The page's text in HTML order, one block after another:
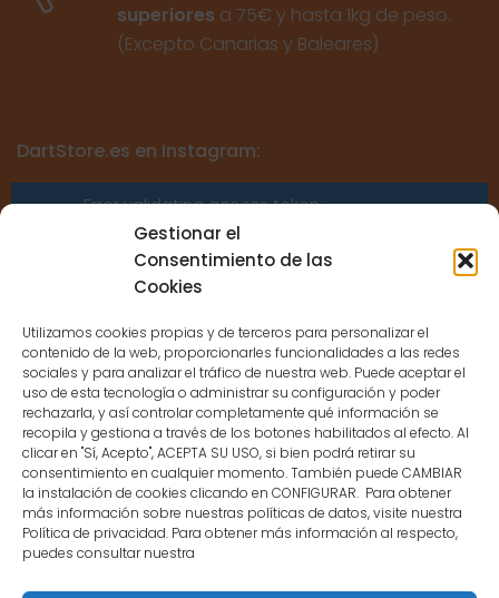
Gestionar el
Consentimiento de las
Cookies
Utilizamos cookies propias y de terceros para personalizar el
contenido de la web, proporcionarles funcionalidades a las redes
sociales y para analizar el tráfico de nuestra web. Puede aceptar el
uso de esta tecnología o administrar su configuración y poder
rechazarla, y así controlar completamente qué información se
recopila y gestiona a través de los botones habilitados al efecto. Al
clicar en "Sí, Acepto", ACEPTA SU USO, si bien podrá retirar su
consentimiento en cualquier momento. También puede CAMBIAR
la instalación de cookies clicando en CONFIGURAR. Para obtener
más información sobre nuestras políticas de datos, visite nuestra
Política de privacidad. Para obtener más información al respecto,
puedes consultar nuestra
superiores a 75€ y hasta 1kg de peso.
(Excepto Canarias y Baleares)
DartStore.es en Instagram:
Error validating access token:
Sessions for the user are not allowed
because the user is not a confirmed
CONTACTO
MENÚ PRINCIPAL
MI CUENTA